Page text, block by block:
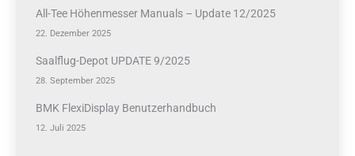
All-Tee Höhenmesser Manuals – Update 12/2025
22. Dezember 2025
Saalflug-Depot UPDATE 9/2025
28. September 2025
BMK FlexiDisplay Benutzerhandbuch
12. Juli 2025